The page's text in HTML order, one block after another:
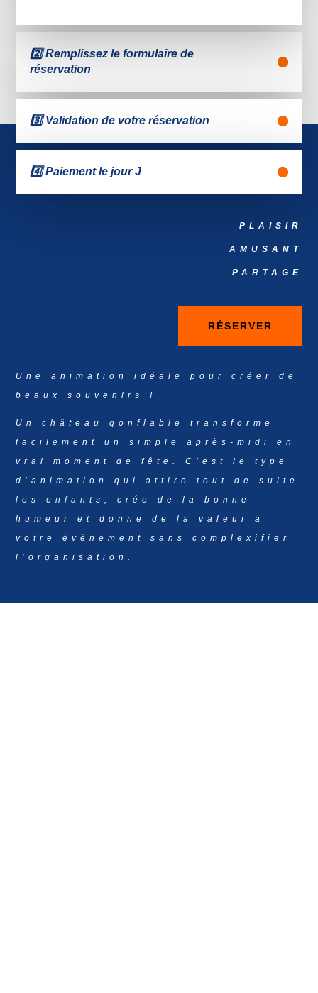
2️⃣ Remplissez le formulaire de
réservation
3️⃣ Validation de votre réservation
4️⃣ Paiement le jour J
PLAISIR
AMUSANT
PARTAGE
RÉSERVER
Une animation idéale pour créer de
beaux souvenirs !
Un château gonflable transforme
facilement un simple après-midi en
vrai moment de fête. C’est le type
d’animation qui attire tout de suite
les enfants, crée de la bonne
humeur et donne de la valeur à
votre événement sans complexifier
l’organisation.